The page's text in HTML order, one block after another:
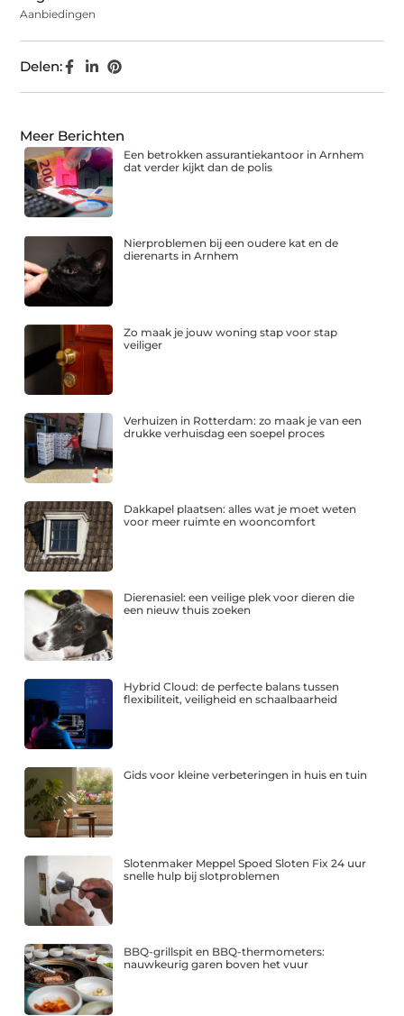
Aanbiedingen
Delen:
Meer Berichten
Een betrokken assurantiekantoor in Arnhem
dat verder kijkt dan de polis
Nierproblemen bij een oudere kat en de
dierenarts in Arnhem
Zo maak je jouw woning stap voor stap
veiliger
Verhuizen in Rotterdam: zo maak je van een
drukke verhuisdag een soepel proces
Dakkapel plaatsen: alles wat je moet weten
voor meer ruimte en wooncomfort
Dierenasiel: een veilige plek voor dieren die
een nieuw thuis zoeken
Hybrid Cloud: de perfecte balans tussen
flexibiliteit, veiligheid en schaalbaarheid
Gids voor kleine verbeteringen in huis en tuin
Slotenmaker Meppel Spoed Sloten Fix 24 uur
snelle hulp bij slotproblemen
BBQ-grillspit en BBQ-thermometers:
nauwkeurig garen boven het vuur